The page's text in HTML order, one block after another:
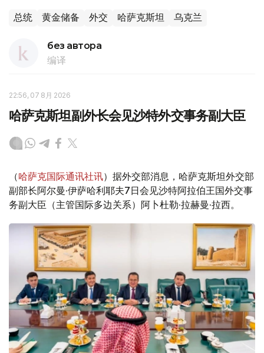
总统 黄金储备 外交 哈萨克斯坦 乌克兰
без автора
编译
22:56, 07 8月 2026
哈萨克斯坦副外长会见沙特外交事务副大臣
（哈萨克国际通讯社讯）据外交部消息，哈萨克斯坦外交部
副部长阿尔曼·伊萨哈利耶夫7日会见沙特阿拉伯王国外交事
务副大臣（主管国际多边关系）阿卜杜勒·拉赫曼·拉西。